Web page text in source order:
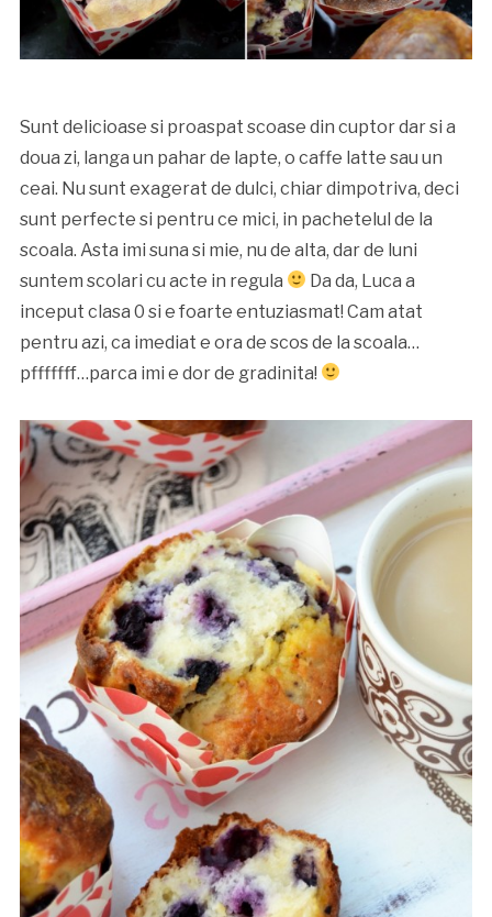
Sunt delicioase si proaspat scoase din cuptor dar si a
doua zi, langa un pahar de lapte, o caffe latte sau un
ceai. Nu sunt exagerat de dulci, chiar dimpotriva, deci
sunt perfecte si pentru ce mici, in pachetelul de la
scoala. Asta imi suna si mie, nu de alta, dar de luni
suntem scolari cu acte in regula
Da da, Luca a
inceput clasa 0 si e foarte entuziasmat! Cam atat
pentru azi, ca imediat e ora de scos de la scoala…
pfffffff…parca imi e dor de gradinita!